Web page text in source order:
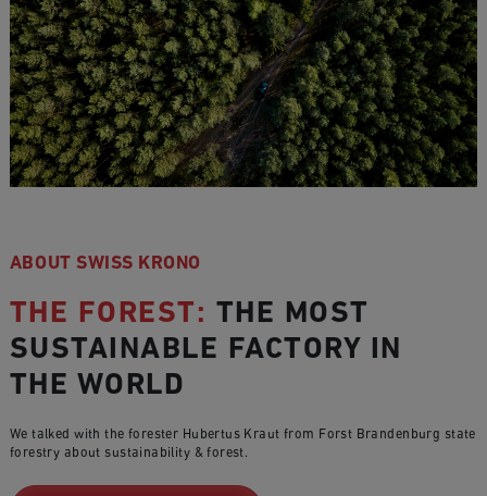
ABOUT SWISS KRONO
THE FOREST: THE MOST
SUSTAINABLE FACTORY IN
THE WORLD
We talked with the forester Hubertus Kraut from Forst Brandenburg state
forestry about sustainability & forest.